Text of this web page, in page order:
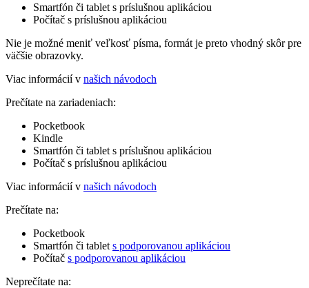
Smartfón či tablet s príslušnou aplikáciou
Počítač s príslušnou aplikáciou
Nie je možné meniť veľkosť písma, formát je preto vhodný skôr pre
väčšie obrazovky.
Viac informácií v našich návodoch
Prečítate na zariadeniach:
Pocketbook
Kindle
Smartfón či tablet s príslušnou aplikáciou
Počítač s príslušnou aplikáciou
Viac informácií v našich návodoch
Prečítate na:
Pocketbook
Smartfón či tablet s podporovanou aplikáciou
Počítač s podporovanou aplikáciou
Neprečítate na: